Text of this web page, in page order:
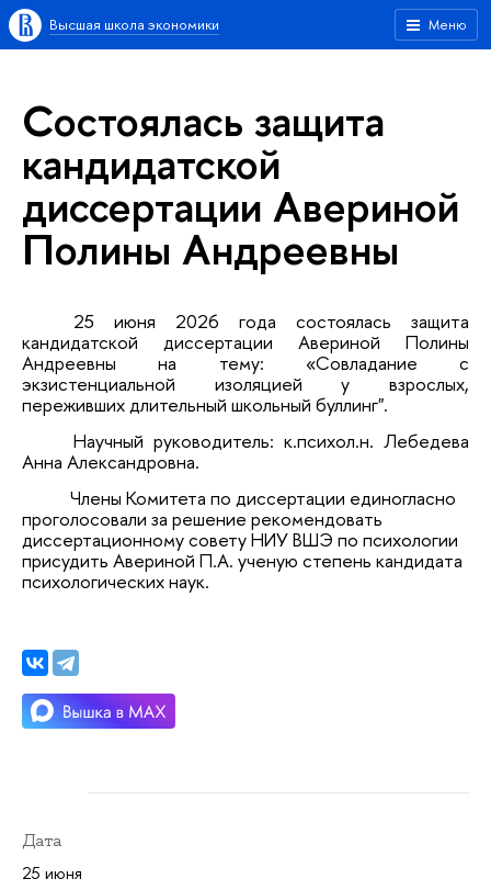
Меню
Высшая школа экономики
Состоялась защита
кандидатской
диссертации Авериной
Полины Андреевны
25 июня 2026 года состоялась защита
кандидатской диссертации Авериной Полины
Андреевны на тему: «Совладание с
экзистенциальной изоляцией у взрослых,
переживших длительный школьный буллинг".
Научный руководитель: к.психол.н. Лебедева
Анна Александровна.
Члены Комитета по диссертации единогласно
проголосовали за решение рекомендовать
диссертационному совету НИУ ВШЭ по психологии
присудить Авериной П.А. ученую степень кандидата
психологических наук.
Дата
25 июня